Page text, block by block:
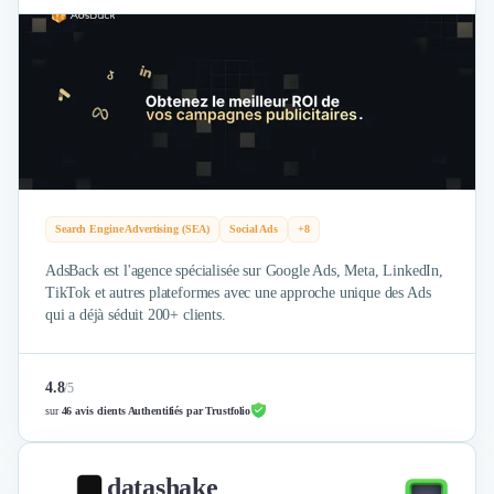
Réalité Virtuelle (VR)
Déménagement
Impression
Traiteur & Restauration
Conception & Aménagement de Bureaux
Sourcing et Imports
Office Management
Développement à l'international
Accélérateurs et incubateurs
Gestion Immobilière
Courtage en Energie
Désinfection & décontamination
Search Engine Advertising (SEA) Social Ads +8
AdsBack est l'agence spécialisée sur Google Ads, Meta, LinkedIn,
TikTok et autres plateformes avec une approche unique des Ads
qui a déjà séduit 200+ clients.
4.8/5
sur46 avis clients Authentifiés par Trustfolio
datashake